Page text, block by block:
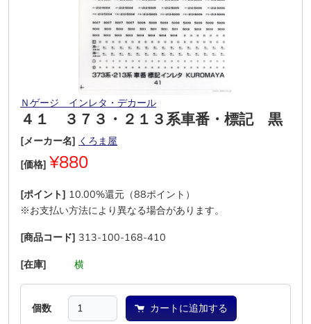
Ｎゲージ インレタ・デカール
４１ ３７３・２１３系車番・標記 黒
[メーカー名] くろま屋
[価格] ¥880
[ポイント] 10.00%還元（88ポイント）
※お支払い方法により異なる場合があります。
[商品コード] 313-100-168-410
[在庫]
横
個数 カートに追加する